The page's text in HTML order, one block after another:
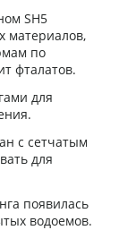
SH5
материалов,
по
фталатов.
для
с сетчатым
для
появилась
водоемов.